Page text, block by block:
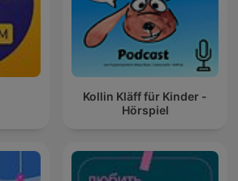
Kollin Kläff für Kinder -
Hörspiel